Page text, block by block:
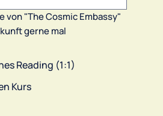
von "The Cosmic Embassy"
gerne mal
Reading (1:1)
Kurs